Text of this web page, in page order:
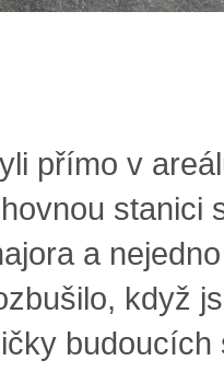
přímo v
stanici
a
když
budoucích